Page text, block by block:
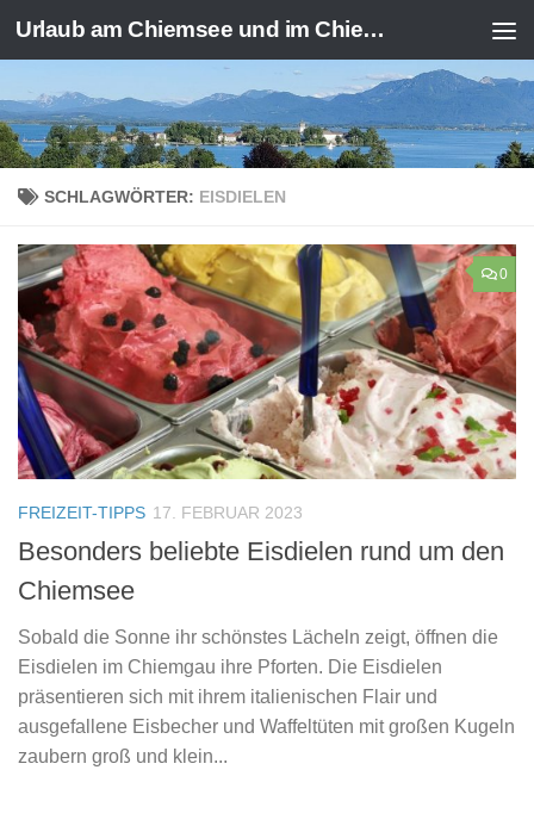
Zum Inhalt springen Urlaub am Chiemsee und im Chiemgau
SCHLAGWÖRTER: EISDIELEN
0
FREIZEIT-TIPPS 17. FEBRUAR 2023
Besonders beliebte Eisdielen rund um den
Chiemsee
Sobald die Sonne ihr schönstes Lächeln zeigt, öffnen die
Eisdielen im Chiemgau ihre Pforten. Die Eisdielen
präsentieren sich mit ihrem italienischen Flair und
ausgefallene Eisbecher und Waffeltüten mit großen Kugeln
zaubern groß und klein...